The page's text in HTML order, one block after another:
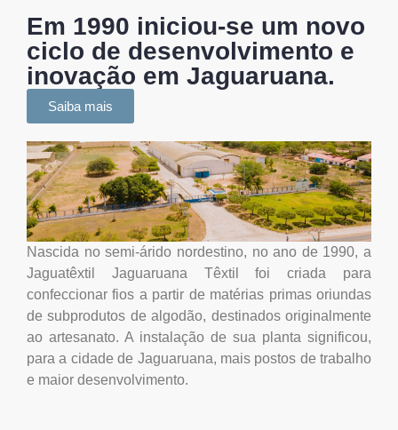
Em 1990 iniciou-se um novo
ciclo de desenvolvimento e
inovação em Jaguaruana.
Saiba mais
Nascida no semi-árido nordestino, no ano de 1990, a
Jaguatêxtil Jaguaruana Têxtil foi criada para
confeccionar fios a partir de matérias primas oriundas
de subprodutos de algodão, destinados originalmente
ao artesanato. A instalação de sua planta significou,
para a cidade de Jaguaruana, mais postos de trabalho
e maior desenvolvimento.